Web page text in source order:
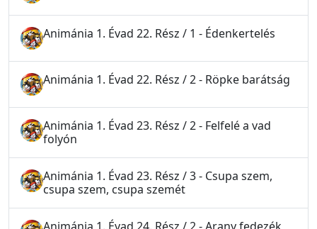
Animánia 1. Évad 22. Rész / 1 - Édenkertelés
Animánia 1. Évad 22. Rész / 2 - Röpke barátság
Animánia 1. Évad 23. Rész / 2 - Felfelé a vad
folyón
Animánia 1. Évad 23. Rész / 3 - Csupa szem,
csupa szem, csupa szemét